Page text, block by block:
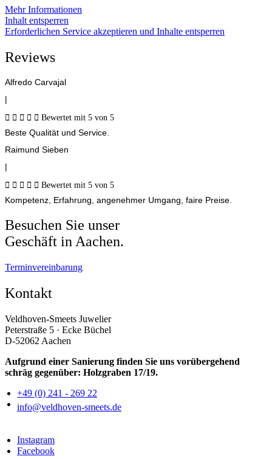
Mehr Informationen
Inhalt entsperren
Erforderlichen Service akzeptieren und Inhalte entsperren
Reviews
Alfredo Carvajal
|
     Bewertet mit 5 von 5
Beste Qualität und Service.
Raimund Sieben
|
     Bewertet mit 5 von 5
Kompetenz, Erfahrung, angenehmer Umgang, faire Preise.
Besuchen Sie unser
Geschäft in Aachen.
Terminvereinbarung
Kontakt
Veldhoven-Smeets Juwelier
Peterstraße 5 · Ecke Büchel
D-52062 Aachen
Aufgrund einer Sanierung finden Sie uns vorübergehend
schräg gegenüber: Holzgraben 17/19.
+49 (0) 241 - 269 22
info@veldhoven-smeets.de
Instagram
Facebook